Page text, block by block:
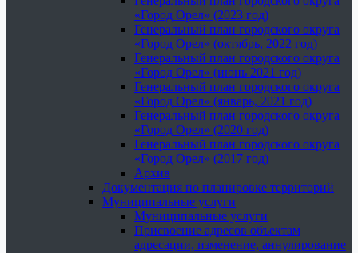
«Город Орел» (2023 год)
Генеральный план городского округа
«Город Орел» (октябрь, 2022 год)
Генеральный план городского округа
«Город Орел» (июнь 2021 год)
Генеральный план городского округа
«Город Орел» (январь, 2021 год)
Генеральный план городского округа
«Город Орел» (2020 год)
Генеральный план городского округа
«Город Орел» (2017 год)
Архив
Документация по планировке территорий
Муниципальные услуги
Муниципальные услуги
Присвоение адресов объектам
адресации, изменение, аннулирование